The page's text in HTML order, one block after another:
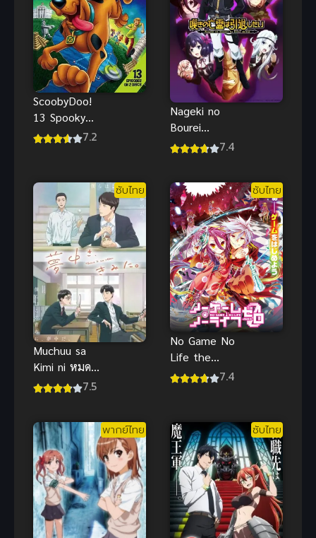
ScoobyDoo!
13 Spooky
Tales Around
พากย์ไทย
7.2
Nageki no
Bourei
Season 2
อยากวางมือ
แล้ว
7.4
ซับไทย
Muchuu sa
Kimi ni หมด
หัวใจให้นาย7.5
ซับไทย
No Game No
Life the
Movie Zero7.4
พากย์ไทย ซับไทย